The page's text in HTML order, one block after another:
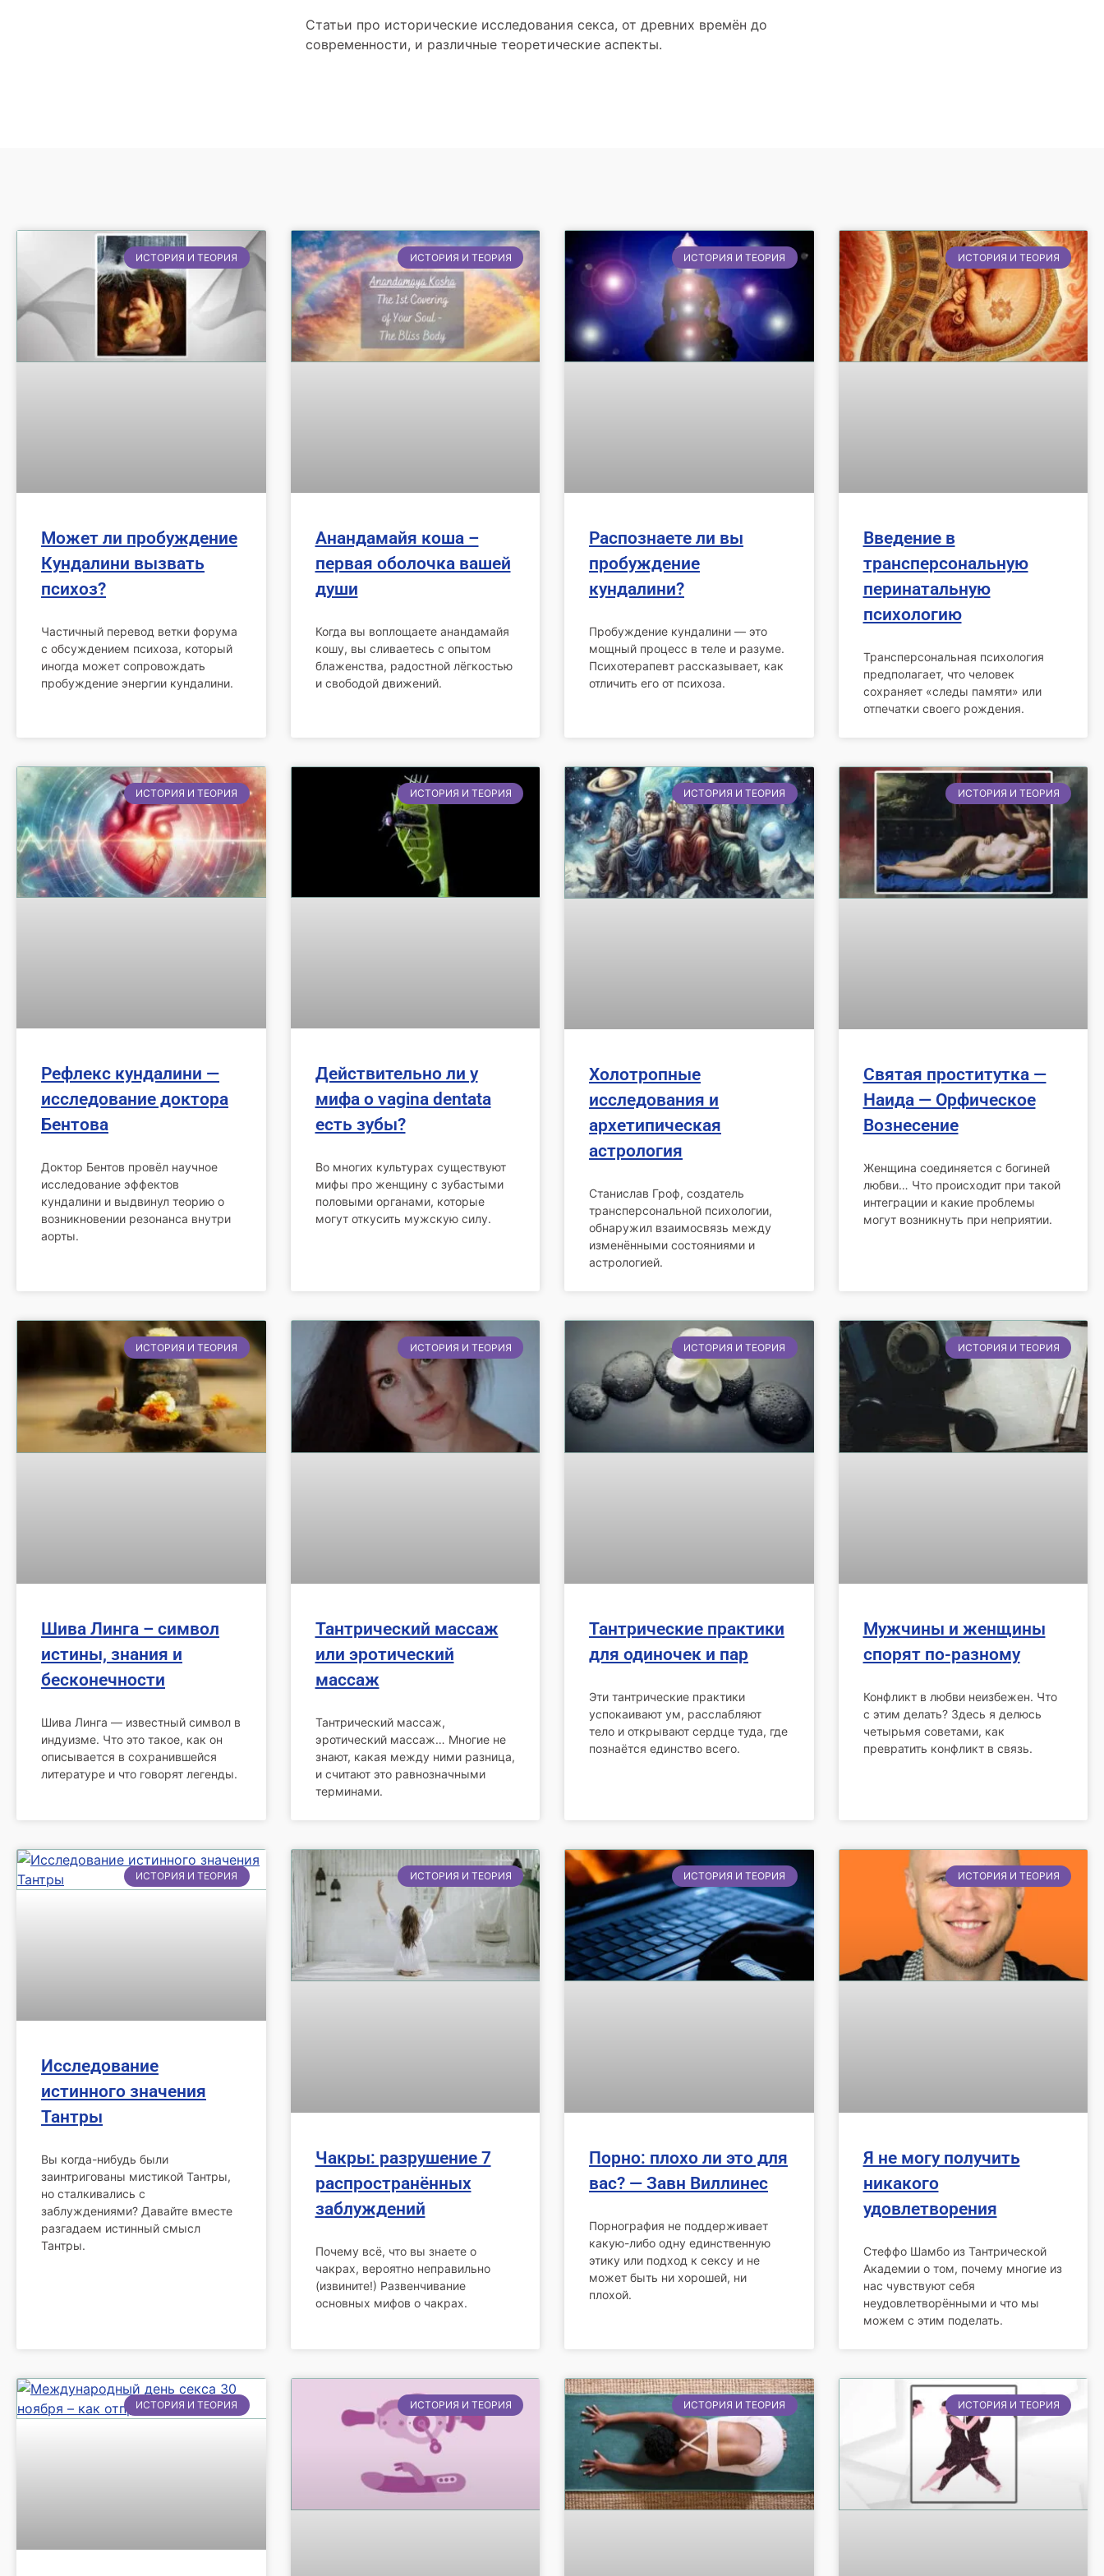
Статьи про исторические исследования секса, от древних времён до
современности, и различные теоретические аспекты.
ИСТОРИЯ И ТЕОРИЯ
Может ли пробуждение
Кундалини вызвать
психоз?
Частичный перевод ветки форума
с обсуждением психоза, который
иногда может сопровождать
пробуждение энергии кундалини.
ИСТОРИЯ И ТЕОРИЯ
Анандамайя коша –
первая оболочка вашей
души
Когда вы воплощаете анандамайя
кошу, вы сливаетесь с опытом
блаженства, радостной лёгкостью
и свободой движений.
ИСТОРИЯ И ТЕОРИЯ
Распознаете ли вы
пробуждение
кундалини?
Пробуждение кундалини — это
мощный процесс в теле и разуме.
Психотерапевт рассказывает, как
отличить его от психоза.
ИСТОРИЯ И ТЕОРИЯ
Введение в
трансперсональную
перинатальную
психологию
Трансперсональная психология
предполагает, что человек
сохраняет «следы памяти» или
отпечатки своего рождения.
ИСТОРИЯ И ТЕОРИЯ
Рефлекс кундалини —
исследование доктора
Бентова
Доктор Бентов провёл научное
исследование эффектов
кундалини и выдвинул теорию о
возникновении резонанса внутри
аорты.
ИСТОРИЯ И ТЕОРИЯ
Действительно ли у
мифа о vagina dentata
есть зубы?
Во многих культурах существуют
мифы про женщину с зубастыми
половыми органами, которые
могут откусить мужскую силу.
ИСТОРИЯ И ТЕОРИЯ
Холотропные
исследования и
архетипическая
астрология
Станислав Гроф, создатель
трансперсональной психологии,
обнаружил взаимосвязь между
изменёнными состояниями и
астрологией.
ИСТОРИЯ И ТЕОРИЯ
Святая проститутка —
Наида — Орфическое
Вознесение
Женщина соединяется с богиней
любви… Что происходит при такой
интеграции и какие проблемы
могут возникнуть при неприятии.
ИСТОРИЯ И ТЕОРИЯ
Шива Линга – символ
истины, знания и
бесконечности
Шива Линга — известный символ в
индуизме. Что это такое, как он
описывается в сохранившейся
литературе и что говорят легенды.
ИСТОРИЯ И ТЕОРИЯ
Тантрический массаж
или эротический
массаж
Тантрический массаж,
эротический массаж… Многие не
знают, какая между ними разница,
и считают это равнозначными
терминами.
ИСТОРИЯ И ТЕОРИЯ
Тантрические практики
для одиночек и пар
Эти тантрические практики
успокаивают ум, расслабляют
тело и открывают сердце туда, где
познаётся единство всего.
ИСТОРИЯ И ТЕОРИЯ
Мужчины и женщины
спорят по-разному
Конфликт в любви неизбежен. Что
с этим делать? Здесь я делюсь
четырьмя советами, как
превратить конфликт в связь.
ИСТОРИЯ И ТЕОРИЯ
Исследование
истинного значения
Тантры
Вы когда-нибудь были
заинтригованы мистикой Тантры,
но сталкивались с
заблуждениями? Давайте вместе
разгадаем истинный смысл
Тантры.
ИСТОРИЯ И ТЕОРИЯ
Чакры: разрушение 7
распространённых
заблуждений
Почему всё, что вы знаете о
чакрах, вероятно неправильно
(извините!) Развенчивание
основных мифов о чакрах.
ИСТОРИЯ И ТЕОРИЯ
Порно: плохо ли это для
вас? — Завн Виллинес
Порнография не поддерживает
какую-либо одну единственную
этику или подход к сексу и не
может быть ни хорошей, ни
плохой.
ИСТОРИЯ И ТЕОРИЯ
Я не могу получить
никакого
удовлетворения
Стеффо Шамбо из Тантрической
Академии о том, почему многие из
нас чувствуют себя
неудовлетворёнными и что мы
можем с этим поделать.
ИСТОРИЯ И ТЕОРИЯ ИСТОРИЯ И ТЕОРИЯ ИСТОРИЯ И ТЕОРИЯ ИСТОРИЯ И ТЕОРИЯ